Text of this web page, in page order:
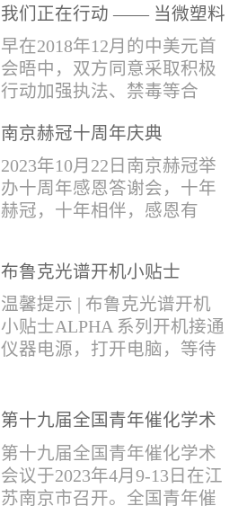
我们正在行动 —— 当微塑料
污染正在侵蚀我们的地球(1)
早在2018年12月的中美元首
会晤中，双方同意采取积极
行动加强执法、禁毒等合
管控。2019年4月，我国宣布
正式将“芬太尼类物质”按类
纳入毒品管制范畴。日前禁
毒委与公安部再次发声严管
赴，助力打击芬太尼类毒
品，为您提供快速检测解决
方案！针对芬太尼类毒品的
快速分析，布鲁克推出红外
快速鉴定解决方案。包含
南京赫冠十周年庆典
2023年10月22日南京赫冠举
办十周年感恩答谢会，十年
赫冠，十年相伴，感恩有
爱；离不开每一个合作伙伴
的支持和帮助。衷心感谢每
一位支持和帮助过我们的用
户---朋友。在下个十年，赫
作伙伴携手共进，共同发
布鲁克光谱开机小贴士
温馨提示 | 布鲁克光谱开机
小贴士ALPHA 系列开机接通
仪器电源，打开电脑，等待
右下角指示灯，点击第三个
现提示：湿度值超出范围，
需要更换干燥剂；检查信号
第十九届全国青年催化学术
会议
第十九届全国青年催化学术
会议于2023年4月9-13日在江
苏南京市召开。全国青年催